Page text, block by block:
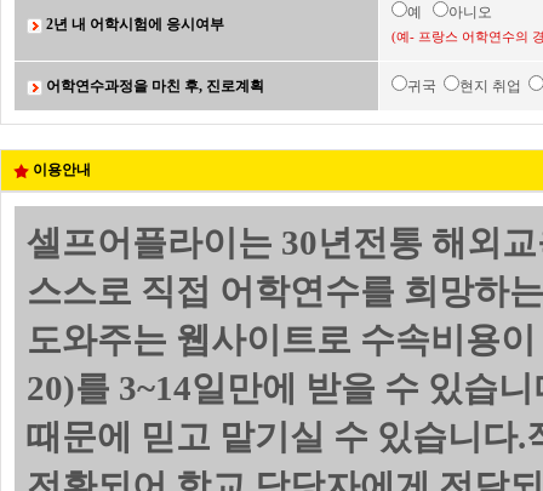
2년 내 어학시험에 응시여부
예 아니오
(예- 프랑스 어학연수의
어학연수과정을 마친 후, 진로계획 귀국 현지 취업
이용안내
셀프어플라이는 30년전통 해외
스스로 직접 어학연수를 희망하
도와주는 웹사이트로 수속비용
20)를 3~14일만에 받을 수 있습
때문에 믿고 맡기실 수 있습니다.